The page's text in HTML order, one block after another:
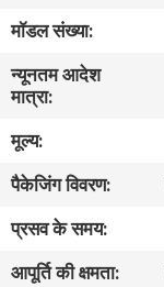
कारखाना
भ्रमण
गुणवत्ता
नियंत्रण
साइटमैप
मॉडल संख्या:
न्यूनतम आदेश
मात्रा:
मूल्य:
पैकेजिंग विवरण:
प्रसव के समय:
आपूर्ति की क्षमता: